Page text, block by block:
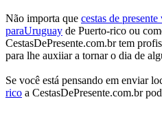
Não importa que cestas de
paraUruguay de Puerto-rico ou
CestasDePresente.com.br tem
para lhe auxiiar a tornar o dia de
Se você está pensando em enviar
rico a CestasDePresente.com.br